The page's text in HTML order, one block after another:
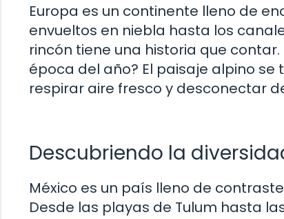
Europa es un continente lleno de
envueltos en niebla hasta los
rincón tiene una historia que
época del año? El paisaje alpino
respirar aire fresco y desconectar
Descubriendo la
México es un país lleno de
Desde las playas de Tulum hasta